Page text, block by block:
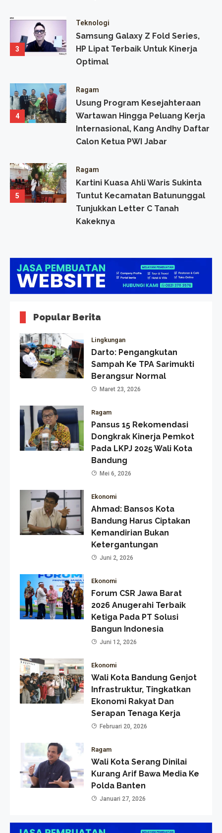
3
Teknologi
Samsung Galaxy Z Fold Series,
HP Lipat Terbaik Untuk Kinerja
Optimal
4
Ragam
Usung Program Kesejahteraan
Wartawan Hingga Peluang Kerja
Internasional, Kang Andhy Daftar
Calon Ketua PWI Jabar
5
Ragam
Kartini Kuasa Ahli Waris Sukinta
Tuntut Kecamatan Batununggal
Tunjukkan Letter C Tanah
Kakeknya
Popular Berita
Lingkungan
Darto: Pengangkutan
Sampah Ke TPA Sarimukti
Berangsur Normal
Maret 23, 2026
Ragam
Pansus 15 Rekomendasi
Dongkrak Kinerja Pemkot
Pada LKPJ 2025 Wali Kota
Bandung
Mei 6, 2026
Ekonomi
Ahmad: Bansos Kota
Bandung Harus Ciptakan
Kemandirian Bukan
Ketergantungan
Juni 2, 2026
Ekonomi
Forum CSR Jawa Barat
2026 Anugerahi Terbaik
Ketiga Pada PT Solusi
Bangun Indonesia
Juni 12, 2026
Ekonomi
Wali Kota Bandung Genjot
Infrastruktur, Tingkatkan
Ekonomi Rakyat Dan
Serapan Tenaga Kerja
Februari 20, 2026
Ragam
Wali Kota Serang Dinilai
Kurang Arif Bawa Media Ke
Polda Banten
Januari 27, 2026